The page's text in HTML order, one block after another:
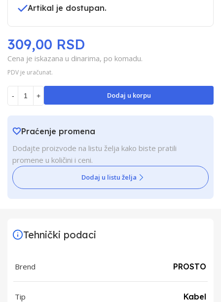
Artikal je dostupan.
Cena je iskazana u dinarima, po komadu.
PDV je uračunat.
309,00 RSD
- + Dodaj u korpu
Praćenje promena
Dodajte proizvode na listu želja kako biste pratili
promene u količini i ceni.
Dodaj u listu želja
Tehnički podaci
Brend PROSTO
Tip Kabel